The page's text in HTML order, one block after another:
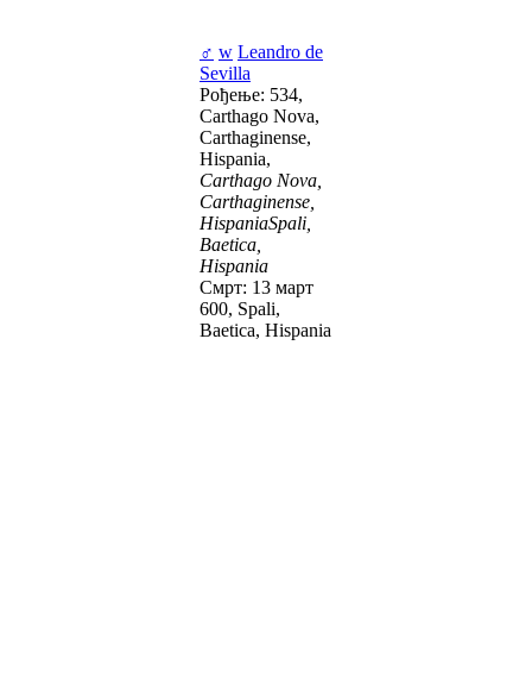
♂ w Leandro de
Sevilla
Рођење: 534,
Carthago Nova,
Carthaginense,
Hispania,
Carthago Nova,
Carthaginense,
HispaniaSpali,
Baetica,
Hispania
Смрт: 13 март
600, Spali,
Baetica, Hispania